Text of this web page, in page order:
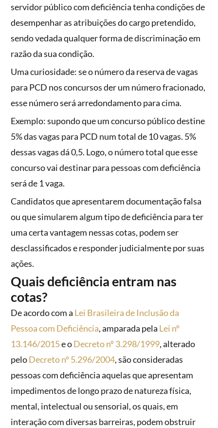
servidor público com deficiência tenha condições de
desempenhar as atribuições do cargo pretendido,
sendo vedada qualquer forma de discriminação em
razão da sua condição.
Uma curiosidade: se o número da reserva de vagas
para PCD nos concursos der um número fracionado,
esse número será arredondamento para cima.
Exemplo: supondo que um concurso público destine
5% das vagas para PCD num total de 10 vagas. 5%
dessas vagas dá 0,5. Logo, o número total que esse
concurso vai destinar para pessoas com deficiência
será de 1 vaga.
Candidatos que apresentarem documentação falsa
ou que simularem algum tipo de deficiência para ter
uma certa vantagem nessas cotas, podem ser
desclassificados e responder judicialmente por suas
ações.
Quais deficiência entram nas
cotas?
De acordo com a Lei Brasileira de Inclusão da
Pessoa com Deficiência, amparada pela Lei nº
13.146/2015e oDecreto nº 3.298/1999, alterado
peloDecreto nº 5.296/2004, são consideradas
pessoas com deficiência aquelas que apresentam
impedimentos de longo prazo de natureza física,
mental, intelectual ou sensorial, os quais, em
interação com diversas barreiras, podem obstruir